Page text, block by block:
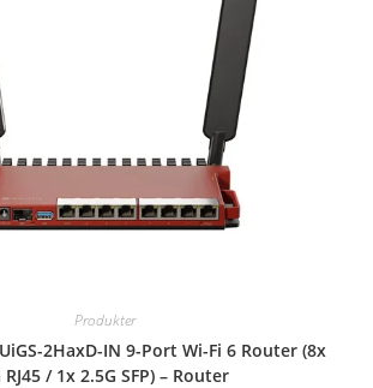
Produkter
2HaxD-IN 9-Port Wi-Fi 6 Router (8x
RJ45 / 1x 2.5G SFP) – Router